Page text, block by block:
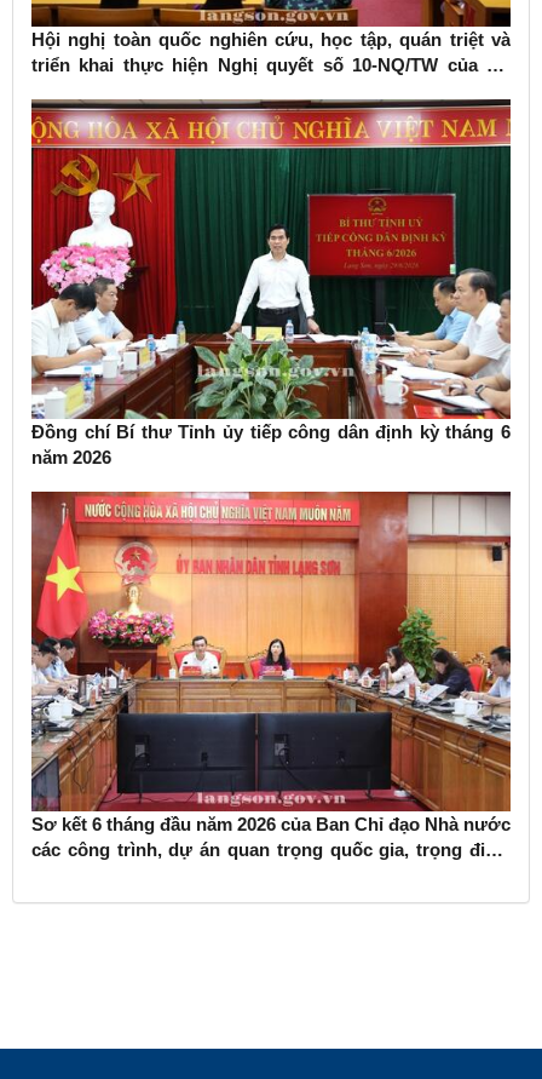
Hội nghị toàn quốc nghiên cứu, học tập, quán triệt và
triển khai thực hiện Nghị quyết số 10-NQ/TW của Bộ
Đồng chí Bí thư Tỉnh ủy tiếp công dân định kỳ tháng 6
năm 2026
Sơ kết 6 tháng đầu năm 2026 của Ban Chỉ đạo Nhà nước
các công trình, dự án quan trọng quốc gia, trọng điểm